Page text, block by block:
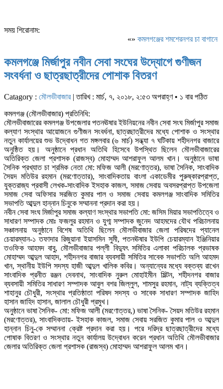
সময় শিরোনাম:
«»কমলগঞ্জের শমশেরনগর চা বাগানে
কমলগঞ্জে মির্জাপুর নবীন সেবা সংঘের উদ্যোগে গুণীজন
সংবর্ধনা ও ছাত্রছাত্রীদের পোশাক বিতরণ
Catagory : মৌলভীবাজার| তারিখ : মার্চ, ৭, ২০১৮, ২:৫৩ অপরাহ্ণ • ১ বার পঠিত
কমলগঞ্জ (মৌলভীবাজার) প্রতিনিধি:
মৌলভীবাজারের কমলগঞ্জ উপজেলার পতনঊষার ইউনিয়নের নবীন সেবা সংঘ মির্জাপুর সমাজ
কল্যাণ সংস্থার আয়োজনে গুণীজন সংবর্ধনা, ছাত্রছাত্রীদের মধ্যে পোশাক ও সংস্থার
নতুন কার্যালয়ের শুভ উদ্বোধন গত মঙ্গলবার (৬ মার্চ) সন্ধ্যা ৭ ঘটিকায় শহীদনগর বাজারে
অনুষ্ঠিত হয়। অনুষ্ঠানে প্রধান অতিথি হিসেবে উপস্থিত ছিলেন মৌলভীবাজারের
অতিরিক্ত জেলা প্রশাসক (রাজস্ব) মোহাম্মদ আশরাফুল আলম খান। অনুষ্ঠানে ভাষা
সৈনিক প্রখ্যাত চা শ্রমিক নেতা মো: মফিজ আলী (মরণোত্তর), ভাষা সৈনিক, সাংবাদিক
সৈয়দ মতিউর রহমান (মরণোত্তার), সাংবাদিকতায় বাংলা একাডেমীর পুরুষ্কারপ্রাপ্ত,
যুক্তরাজ্য প্রবাসী লেখক-সাংবাদিক ইসহাক কাজল, সমাজ সেবায় অবসরপ্রাপ্ত উপজেলা
সমাজ সেবা অফিসার সরজিত কুমার পাল ও সমাজ সেবায় কমলগঞ্জ সাংবাদিক সমিতির
সভাপতি আব্দুল হান্নান চিনুকে সম্মাননা প্রদান করা হয়।
নবীন সেবা সংঘ মির্জাপুর সমাজ কল্যাণ সংস্থার সভাপতি মো: জসিম মিয়ার সভাপতিত্বে ও
সাধারণ সম্পাদক মোঃ ফজলুর রহমান ও যুগ্ম সম্পাদক জুনেদ আহমদের যৌথ পরিচালনায়
সঞ্চালনায় অনুষ্ঠানে বিশেষ অতিথি ছিলেন মৌলভীবাজার জেলা পরিষদের প্যানেল
চেয়ারম্যান-১ তফাদার রিজুয়ানা ইয়াসমিন সুমী, পতনঊষার ইউপি চেয়ারম্যান ইঞ্জিনিয়ার
তওফিক আহমদ বাবু, মৌলভীবাজার পল্লী বিদ্যুৎ সমিতির এলাকা পরিচালক প্রভাষক
মোহাম্মদ আব্দুল আহাদ, শহীদনগর বাজার ব্যবসায়ী সমিতির সাবেক সভাপতি অলি আহমদ
খান, স্থানীয় ইউপি সদস্য হাজী আব্দুল খালিক কবির। অন্যান্যের মধ্যে বক্তব্য রাখেন
সাংবাদিক প্রনীত রঞ্জন দেবনাথ, সাংবাদিক নুরুল মোহাইমীন মিল্টন, শহীদনগর বাজার
ব্যবসায়ী সমিতির সাধারণ সম্পাদক আবুল বশর জিল্লুল, শামসুর রহমান, নাট্য ব্যক্তিত্ব
শাহানুর চৌধুরী, সংস্থার প্রতিষ্ঠাতা পরিষদ সদস্য ও সাবেক সাধারণ সম্পাদক জাহিদ
হাসান জাহিদ হাসান, জালাল চৌধুরী প্রমুখ।
অনুষ্ঠানে ভাষা সৈনিক- মো: মফিজ আলী (মরণোত্তর,) ভাষা সৈনিক- সৈয়দ মতিউর রহমান
(মরণোত্তর), সাংবাদিকতায়- ইসহাক কাজল, সমাজ সেবায় সরজিত কুমার পাল ও আব্দুল
হান্নান চিনু-কে সম্মাননা ক্রেষ্ট প্রদান করা হয়। পরে দরিদ্র ছাত্রছাত্রীদের মধ্যে
পোষাক বিতরণ ও সংস্থার নতুন কার্যালয় উদ্বোধন করেন প্রধান অতিথি মৌলভীবাজার
জেলার অতিরিক্ত জেলা প্রশাসক (রাজস্ব) মোহাম্মদ আশরাফুল আলম খান।